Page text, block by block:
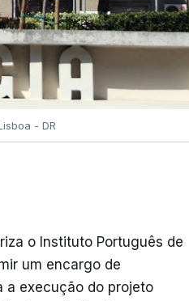
- DR
o Instituto Português de
um encargo de
a execução do projeto